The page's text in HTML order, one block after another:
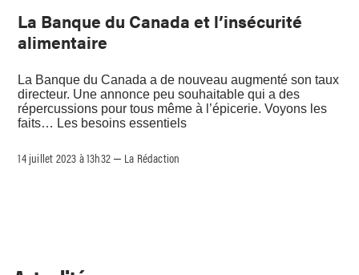
La Banque du Canada et l’insécurité
alimentaire
La Banque du Canada a de nouveau augmenté son taux
directeur. Une annonce peu souhaitable qui a des
répercussions pour tous même à l’épicerie. Voyons les
faits… Les besoins essentiels
14 juillet 2023 à 13h32 – La Rédaction